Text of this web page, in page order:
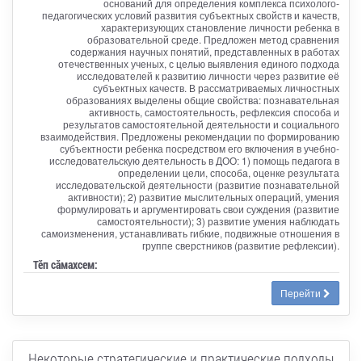
педагогических условий развития субъектных свойств и качеств,
характеризующих становление личности ребенка в
образовательной среде. Предложен метод сравнения
содержания научных понятий, представленных в работах
отечественных ученых, с целью выявления единого подхода
исследователей к развитию личности через развитие её
субъектных качеств. В рассматриваемых личностных
образованиях выделены общие свойства: познавательная
активность, самостоятельность, рефлексия способа и
результатов самостоятельной деятельности и социального
взаимодействия. Предложены рекомендации по формированию
субъектности ребенка посредством его включения в учебно-
исследовательскую деятельность в ДОО: 1) помощь педагога в
определении цели, способа, оценке результата
исследовательской деятельности (развитие познавательной
активности); 2) развитие мыслительных операций, умения
формулировать и аргументировать свои суждения (развитие
самостоятельности); 3) развитие умения наблюдать
самоизменения, устанавливать гибкие, подвижные отношения в
группе сверстников (развитие рефлексии).
Тӗп сӑмахсем:
Перейти